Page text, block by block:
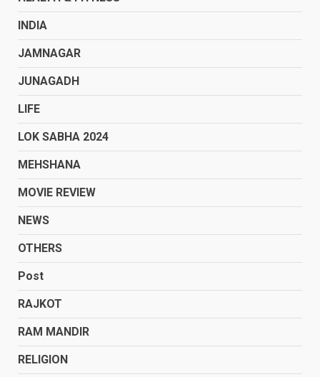
INDIA
JAMNAGAR
JUNAGADH
LIFE
LOK SABHA 2024
MEHSHANA
MOVIE REVIEW
NEWS
OTHERS
Post
RAJKOT
RAM MANDIR
RELIGION